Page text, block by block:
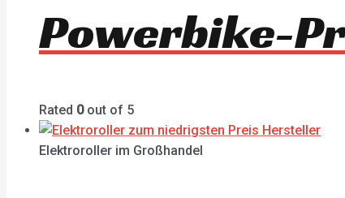
Powerbike-
Rated 0out of 5
Elektroroller im Großhandel